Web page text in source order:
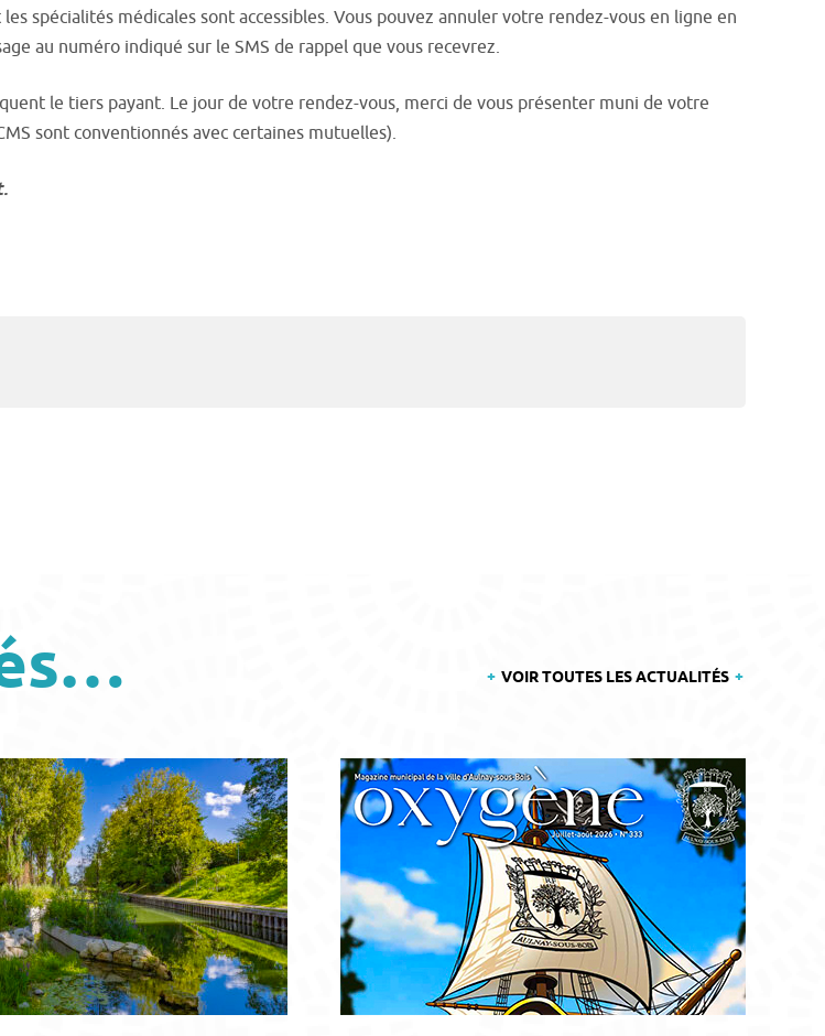
spécialités médicales sont accessibles. Vous pouvez annuler votre rendez-vous en ligne en
au numéro indiqué sur le SMS de rappel que vous recevrez.
le tiers payant. Le jour de votre rendez-vous, merci de vous présenter muni de votre
sont conventionnés avec certaines mutuelles).
VOIR TOUTES LES ACTUALITÉS